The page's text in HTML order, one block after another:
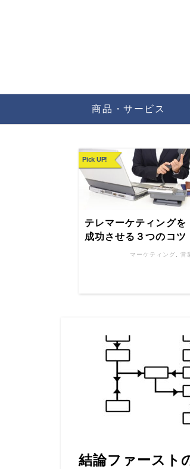
商品・サービス
Pick UP!
テレマーケティングを
成功させる３つのコツ
マーケティング ,営
結論ファースト